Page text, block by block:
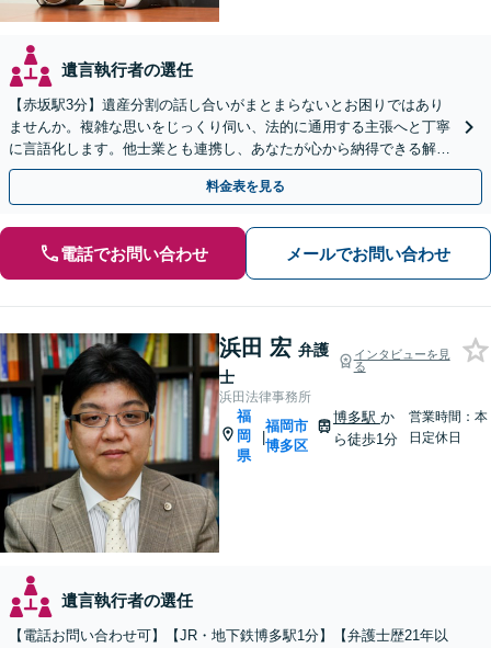
遺言執行者の選任
【赤坂駅3分】遺産分割の話し合いがまとまらないとお困りではあり
ませんか。複雑な思いをじっくり伺い、法的に通用する主張へと丁寧
に言語化します。他士業とも連携し、あなたが心から納得できる解決
を目指します。【初回相談無料】
料金表を見る
電話でお問い合わせ メールでお問い合わせ
浜田 宏 弁護
士
インタビューを見
る
浜田法律事務所
福
岡
県
|
福岡市
博多区
博多駅 か
ら徒歩1分
営業時間：本
日定休日
遺言執行者の選任
【電話お問い合わせ可】【JR・地下鉄博多駅1分】【弁護士歴21年以